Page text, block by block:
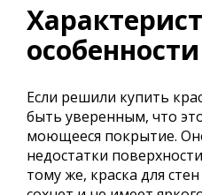
особенности
Если решили купить
быть уверенным, что
моющееся покрытие.
недостатки
тому же, краска для